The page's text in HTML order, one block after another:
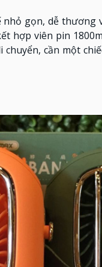
gọn, dễ thương
hợp viên pin
cần một